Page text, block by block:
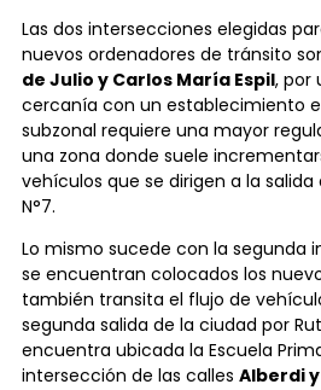
Las dos intersecciones elegidas
nuevos ordenadores de tránsito
de Julio y Carlos María Espil, por
cercanía con un establecimiento
subzonal requiere una mayor
una zona donde suele
vehículos que se dirigen a la
N°7.
Lo mismo sucede con la segunda
se encuentran colocados los
también transita el flujo de
segunda salida de la ciudad por
encuentra ubicada la Escuela
intersección de las calles Alberdi